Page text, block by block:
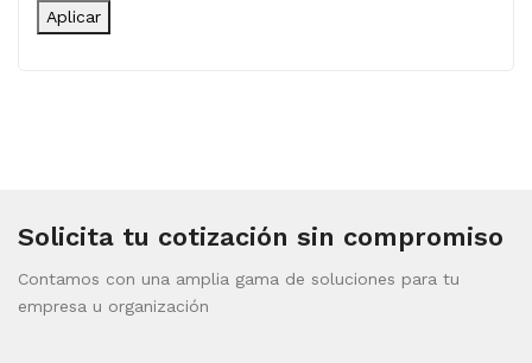
Aplicar
Solicita tu cotización sin compromiso
Contamos con una amplia gama de soluciones para tu
empresa u organización